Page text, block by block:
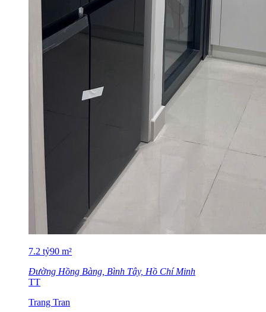
7.2 tỷ90 m²
Đường Hồng Bàng, Bình Tây, Hồ Chí Minh
TT
Trang Tran